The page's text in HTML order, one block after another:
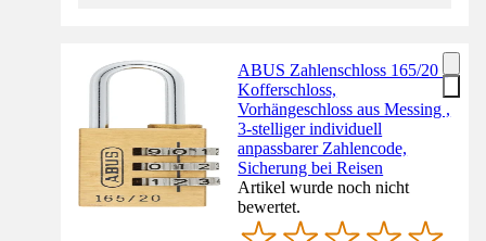
ABUS Zahlenschloss 165/20 -
Kofferschloss,
Vorhängeschloss aus Messing ,
3-stelliger individuell
anpassbarer Zahlencode,
Sicherung bei Reisen
Artikel wurde noch nicht
bewertet.